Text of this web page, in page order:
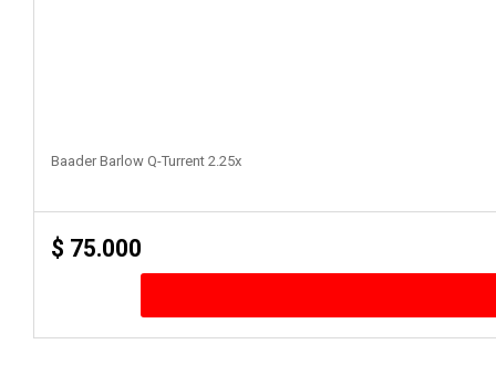
Baader Barlow Q-Turrent 2.25x
$ 75.000